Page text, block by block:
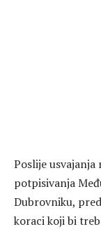
Poslije
potpisivanja
Dubrovniku,
koraci koji bi